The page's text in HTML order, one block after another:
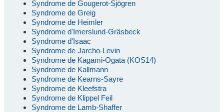
Syndrome de Gougerot-Sjögren
Syndrome de Greig
Syndrome de Heimler
Syndrome d'Imerslund-Gräsbeck
Syndrome d'Isaac
Syndrome de Jarcho-Levin
Syndrome de Kagami-Ogata (KOS14)
Syndrome de Kallmann
Syndrome de Kearns-Sayre
Syndrome de Kleefstra
Syndrome de Klippel Feil
Syndrome de Lamb-Shaffer